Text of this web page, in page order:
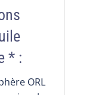
* :
ORL